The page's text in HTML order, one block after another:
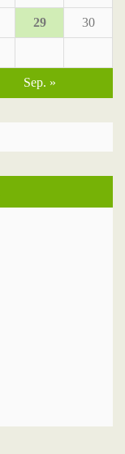
29 30
Sep. »